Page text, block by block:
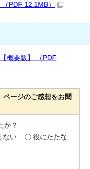
PDF 12.1MB）
概要版】 （PDF
ページのご感想をお聞
か？
ない
役にたたな